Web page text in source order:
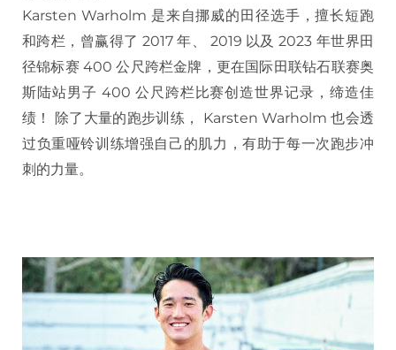
Karsten Warholm 是来自挪威的田径选手，擅长短跑
和跨栏，曾赢得了 2017 年、 2019 以及 2023 年世界田
径锦标赛 400 公尺跨栏金牌，更在国际田联钻石联赛奥
斯陆站男子 400 公尺跨栏比赛创造世界记录，缔造佳
绩！ 除了大量的跑步训练， Karsten Warholm 也会透
过负重哑铃训练增强自己的肌力，有助于每一次跑步冲
刺的力量。